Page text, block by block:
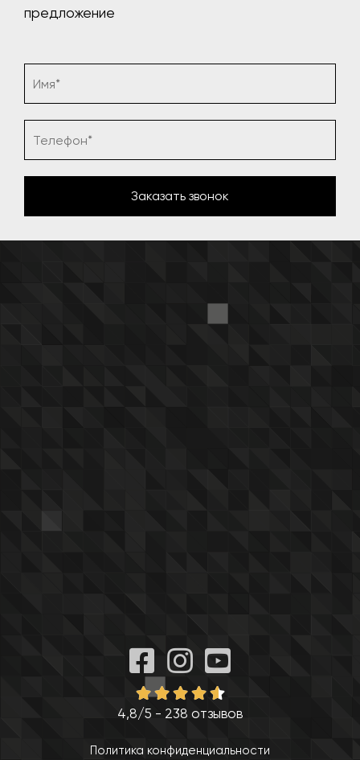
предложение
4,8/5 - 238 отзывов
Политика конфиденциальности